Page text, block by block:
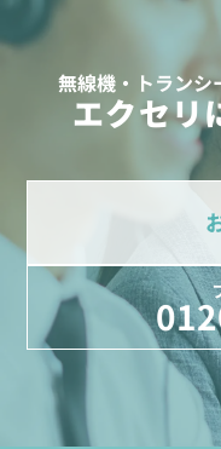
無線機・トランシ
エクセリ